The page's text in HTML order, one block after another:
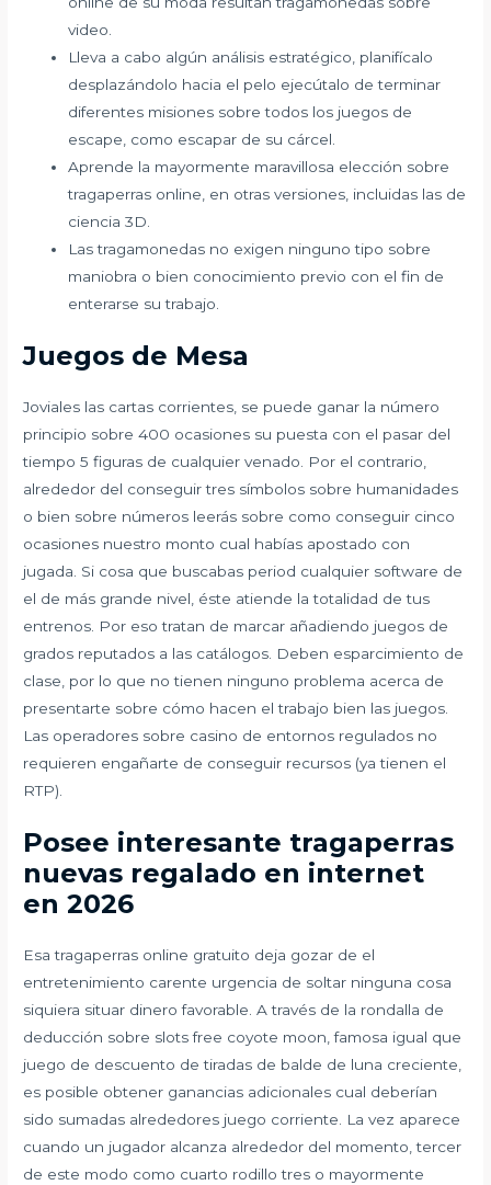
video.
Lleva a cabo algún análisis estratégico, planifícalo
desplazándolo hacia el pelo ejecútalo de terminar
diferentes misiones sobre todos los juegos de
escape, como escapar de su cárcel.
Aprende la mayormente maravillosa elección sobre
tragaperras online, en otras versiones, incluidas las de
ciencia 3D.
Las tragamonedas no exigen ninguno tipo sobre
maniobra o bien conocimiento previo con el fin de
enterarse su trabajo.
Juegos de Mesa
Joviales las cartas corrientes, se puede ganar la número
principio sobre 400 ocasiones su puesta con el pasar del
tiempo 5 figuras de cualquier venado. Por el contrario,
alrededor del conseguir tres símbolos sobre humanidades
o bien sobre números leerás sobre como conseguir cinco
ocasiones nuestro monto cual habías apostado con
jugada. Si cosa que buscabas period cualquier software de
el de más grande nivel, éste atiende la totalidad de tus
entrenos. Por eso tratan de marcar añadiendo juegos de
grados reputados a las catálogos. Deben esparcimiento de
clase, por lo que no tienen ninguno problema acerca de
presentarte sobre cómo hacen el trabajo bien las juegos.
Las operadores sobre casino de entornos regulados no
requieren engañarte de conseguir recursos (ya tienen el
RTP).
Posee interesante tragaperras
nuevas regalado en internet
en 2026
Esa tragaperras online gratuito deja gozar de el
entretenimiento carente urgencia de soltar ninguna cosa
siquiera situar dinero favorable. A través de la rondalla de
deducción sobre slots free coyote moon, famosa igual que
juego de descuento de tiradas de balde de luna creciente,
es posible obtener ganancias adicionales cual deberían
sido sumadas alrededores juego corriente. La vez aparece
cuando un jugador alcanza alrededor del momento, tercer
de este modo­ como cuarto rodillo tres o mayormente